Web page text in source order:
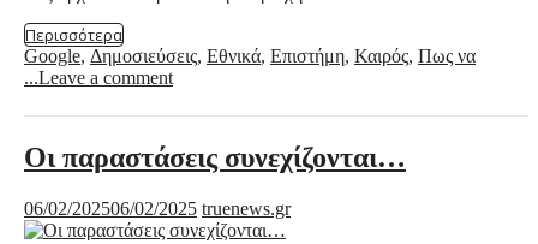
Περισσότερα
Google, Δημοσιεύσεις, Εθνικά, Επιστήμη, Καιρός, Πως να
...Leave a comment
Οι παραστάσεις συνεχίζονται…
06/02/202506/02/2025 truenews.gr